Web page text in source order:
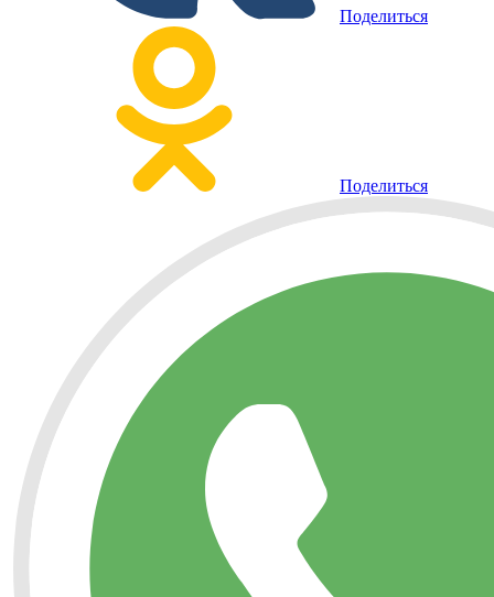
Поделиться
Поделиться